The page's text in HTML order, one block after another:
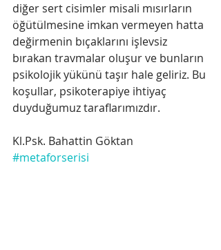
diğer sert cisimler misali mısırların
öğütülmesine imkan vermeyen hatta
değirmenin bıçaklarını işlevsiz
bırakan travmalar oluşur ve bunların
psikolojik yükünü taşır hale geliriz. Bu
koşullar, psikoterapiye ihtiyaç
duyduğumuz taraflarımızdır.
Kl.Psk. Bahattin Göktan
#metaforserisi